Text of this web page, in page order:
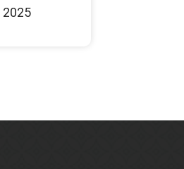
2025